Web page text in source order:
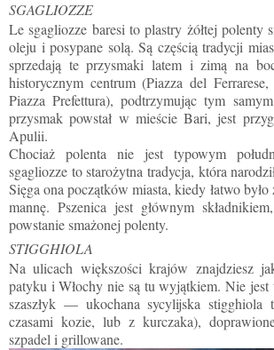
SGAGLIOZZE
Le sgagliozze baresi to plastry żółtej polenty
oleju i posypane solą. Są częścią tradycji
sprzedają te przysmaki latem i zimą na
historycznym centrum (Piazza del
Piazza Prefettura), podtrzymując tym
przysmak powstał w mieście Bari, jest
Apulii.
Chociaż polenta nie jest typowym
sgagliozze to starożytna tradycja, która
Sięga ona początków miasta, kiedy łatwo
mannę. Pszenica jest głównym
powstanie smażonej polenty.
STIGGHIOLA
Na ulicach większości krajów znajdziesz
patyku i Włochy nie są tu wyjątkiem. Nie
szaszłyk — ukochana sycylijska
czasami kozie, lub z kurczaka),
szpadel i grillowane.